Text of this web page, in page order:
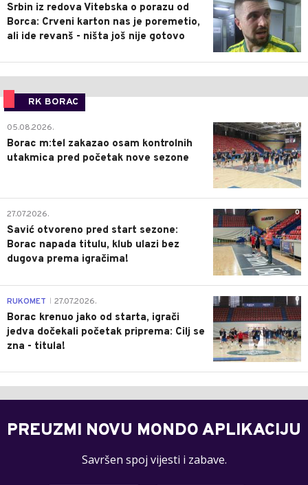
Srbin iz redova Vitebska o porazu od
Borca: Crveni karton nas je poremetio,
ali ide revanš - ništa još nije gotovo
RK BORAC
0
05.08.2026.
Borac m:tel zakazao osam kontrolnih
utakmica pred početak nove sezone
0
27.07.2026.
Savić otvoreno pred start sezone:
Borac napada titulu, klub ulazi bez
dugova prema igračima!
0
RUKOMET 27.07.2026.
Borac krenuo jako od starta, igrači
jedva dočekali početak priprema: Cilj se
zna - titula!
PREUZMI NOVU MONDO APLIKACIJU
Savršen spoj vijesti i zabave.